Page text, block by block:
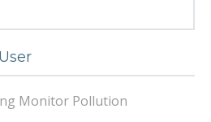
Monitor Pollution